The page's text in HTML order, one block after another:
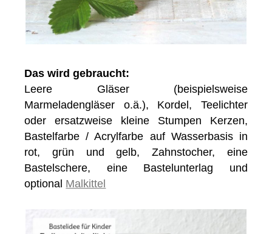
Das wird gebraucht:
Leere Gläser (beispielsweise
Marmeladengläser o.ä.), Kordel, Teelichter
oder ersatzweise kleine Stumpen Kerzen,
Bastelfarbe / Acrylfarbe auf Wasserbasis in
rot, grün und gelb, Zahnstocher, eine
Bastelschere, eine Bastelunterlag und
optional Malkittel